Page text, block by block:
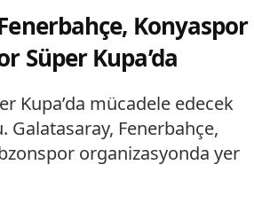
Konyaspor
Süper Kupa’da
Kupa’da mücadele edecek
Galatasaray, Fenerbahçe,
organizasyonda yer